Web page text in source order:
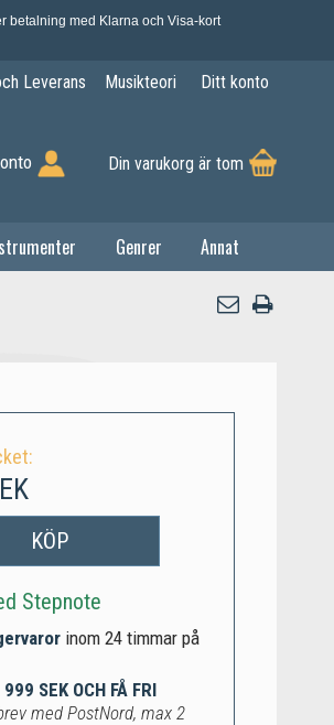
betalning med Klarna och Visa-kort
Leverans Musikteori Ditt konto
Din varukorg är tom
Genrer Annat
KÖP
Stepnote
inom 24 timmar på
SEK OCH FÅ FRI
med PostNord, max 2